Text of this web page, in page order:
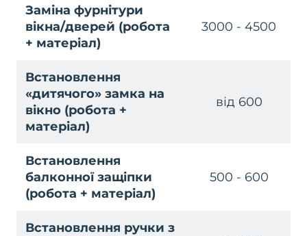
Заміна фурнітури
вікна/дверей (робота
+ матеріал)
3000 - 4500
Встановлення
«дитячого» замка на
вікно (робота +
матеріал)
від 600
Встановлення
балконної защіпки
(робота + матеріал)
500 - 600
Встановлення ручки з